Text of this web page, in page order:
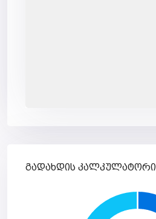
გადახდის კალკულატორი